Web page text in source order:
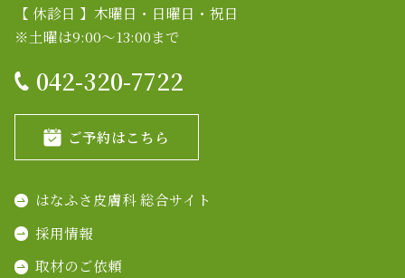
【 休診日 】木曜日・日曜日・祝日
※土曜は9:00～13:00まで
042-320-7722
ご予約はこちら
はなふさ皮膚科 総合サイト
採用情報
取材のご依頼